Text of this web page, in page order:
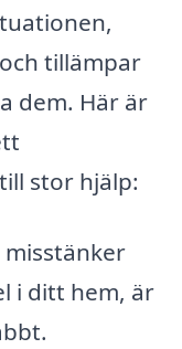
tillämpar
dem. Här är
stor hjälp:
misstänker
i ditt hem, är